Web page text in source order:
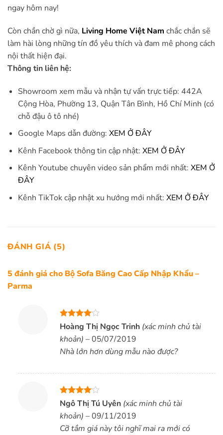
ngay hôm nay!
Còn chần chờ gì nữa, Living Home Việt Nam chắc chắn sẽ
làm hài lòng những tín đồ yêu thích và đam mê phong cách
nội thất hiện đại.
Thông tin liên hệ:
Showroom xem mẫu và nhận tự vấn trực tiếp: 442A
Cộng Hòa, Phường 13, Quận Tân Bình, Hồ Chí Minh (có
chỗ đậu ô tô nhé)
Google Maps dẫn đường: XEM Ở ĐÂY
Kênh Facebook thông tin cập nhật: XEM Ở ĐÂY
Kênh Youtube chuyên video sản phẩm mới nhất: XEM Ở
ĐÂY
Kênh TikTok cập nhật xu hướng mới nhất: XEM Ở ĐÂY
ĐÁNH GIÁ (5)
5 đánh giá cho Bộ Sofa Băng Cao Cấp Nhập Khẩu –
Parma
Được
xếp hạng
45 sao
Hoàng Thị Ngọc Trinh (xác minh chủ tài
khoản) –05/07/2019
Nhà lớn hơn dùng mẫu nào được?
Được
xếp hạng
45 sao
Ngô Thị Tú Uyên (xác minh chủ tài
khoản) –09/11/2019
Cỡ tầm giá này tôi nghĩ mai ra mới có